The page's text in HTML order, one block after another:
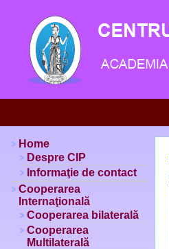
Home
Despre CIP
Informaţie de contact
Cooperarea
Internaţională
Cooperarea bilaterală
Cooperarea
Multilaterală